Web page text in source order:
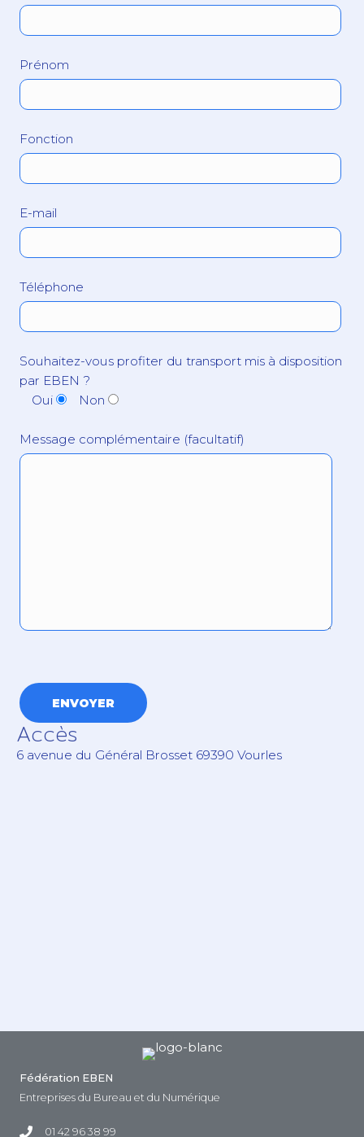
Prénom
Fonction
E-mail
Téléphone
Souhaitez-vous profiter du transport mis à disposition
par EBEN ?
Oui
Non
Message complémentaire (facultatif)
Accès
6 avenue du Général Brosset 69390 Vourles
Fédération EBEN
Entreprises du Bureau et du Numérique
01 42 96 38 99